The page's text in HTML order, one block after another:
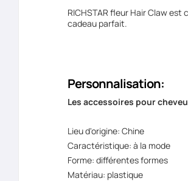
RICHSTAR fleur Hair Claw
cadeau parfait.
Personnalisation:
Les accessoires pour
Lieu d'origine: Chine
Caractéristique: à la mode
Forme: différentes formes
Matériau: plastique